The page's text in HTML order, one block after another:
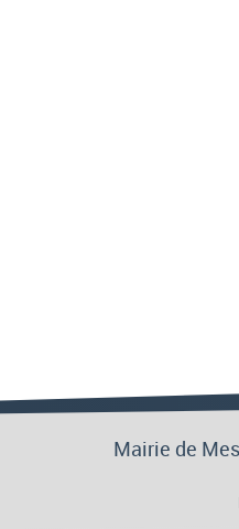
Mairie de